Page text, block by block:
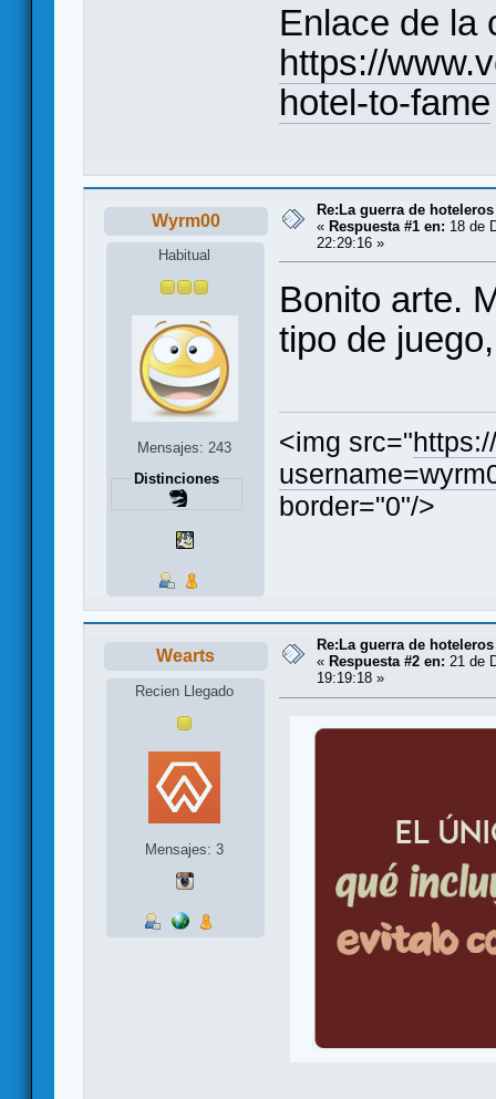
Enlace de la
https://
hotel-to-fame
Wyrm00
Habitual
Mensajes: 243
Distinciones
Re:La guerra de
« Respuesta #1 en: 18 de
22:29:16 »
Bonito arte.
tipo de
<img src="
border="0"/>
Wearts
Recien Llegado
Mensajes: 3
Re:La guerra de
« Respuesta #2 en: 21 de
19:19:18 »